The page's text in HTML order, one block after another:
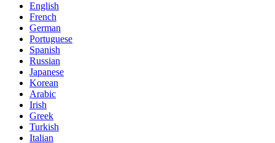
English
French
German
Portuguese
Spanish
Russian
Japanese
Korean
Arabic
Irish
Greek
Turkish
Italian